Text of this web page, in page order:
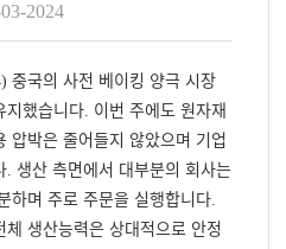
2024
중국의 사전 베이킹 양극 시장
했습니다. 이번 주에도 원자재
압박은 줄어들지 않았으며 기업
. 생산 측면에서 대부분의 회사는
하며 주로 주문을 실행합니다.
생산능력은 상대적으로 안정